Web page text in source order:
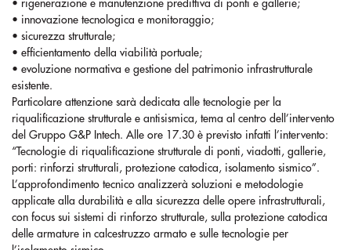
• rigenerazione e manutenzione predittiva di ponti e gallerie;
• innovazione tecnologica e monitoraggio;
• sicurezza strutturale;
• efficientamento della viabilità portuale;
• evoluzione normativa e gestione del patrimonio infrastrutturale
esistente.
Particolare attenzione sarà dedicata alle tecnologie per la
riqualificazione strutturale e antisismica, tema al centro dell’intervento
del Gruppo G&P Intech. Alle ore 17.30 è previsto infatti l’intervento:
“Tecnologie di riqualificazione strutturale di ponti, viadotti, gallerie,
porti: rinforzi strutturali, protezione catodica, isolamento sismico”.
L’approfondimento tecnico analizzerà soluzioni e metodologie
applicate alla durabilità e alla sicurezza delle opere infrastrutturali,
con focus sui sistemi di rinforzo strutturale, sulla protezione catodica
delle armature in calcestruzzo armato e sulle tecnologie per